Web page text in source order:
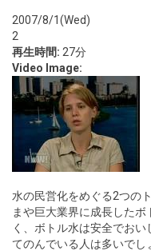
2007/8/1(Wed)
2
再生時間: 27分
Video Image:
水の民営化をめぐる2つの
まや巨大業界に成長した
く、ボトル水は安全でお
てのんでいる人は多いで